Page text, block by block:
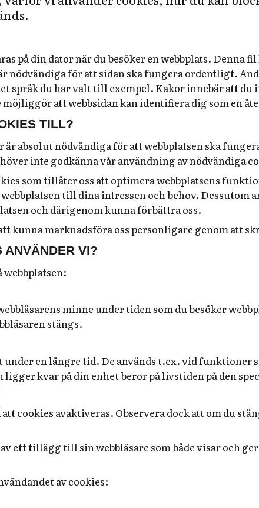
på din dator när du besöker en webbplats.
nödvändiga för att sidan ska fungera ordentligt.
du har valt till exempel. Kakor innebär att du
att webbsidan kan identifiera dig som en
TILL?
är absolut nödvändiga för att webbplatsen ska
inte godkänna vår användning av nödvändiga
som tillåter oss att optimera webbplatsens
till dina intressen och behov.
och därigenom kunna förbättra oss.
kunna marknadsföra oss personligare genom att
ANVÄNDER VI?
webbplatsen:
minne under tiden som du besöker
stängs.
under en längre tid. De används t.ex. vid funktioner
kvar på din enhet beror på livstiden på den
cookies avaktiveras. Observera dock att om du
ett tillägg till sin webbläsare som både visar och
av cookies: